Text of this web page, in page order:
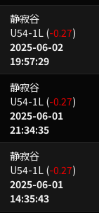
静寂谷
U54-1L (-0.27)
2025-06-02
19:57:29
静寂谷
U54-1L (-0.27)
2025-06-01
21:34:35
静寂谷
U54-1L (-0.27)
2025-06-01
14:35:43